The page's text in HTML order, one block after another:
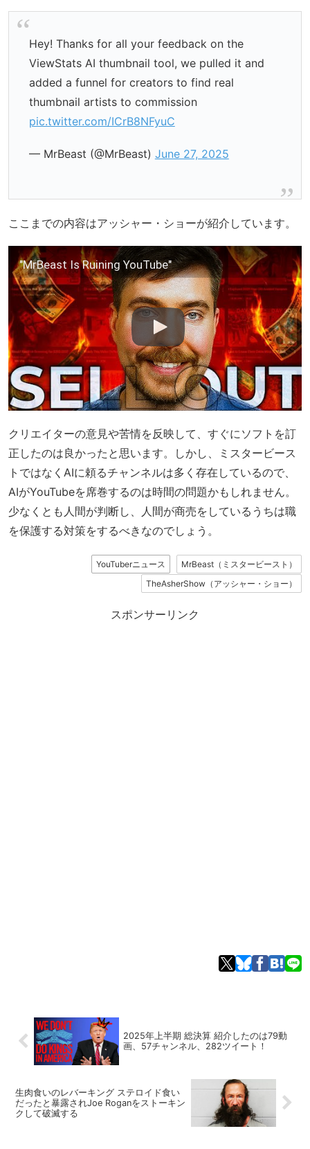
Hey! Thanks for all your feedback on the
ViewStats AI thumbnail tool, we pulled it and
added a funnel for creators to find real
thumbnail artists to commission
pic.twitter.com/ICrB8NFyuC
— MrBeast (@MrBeast) June 27, 2025
ここまでの内容はアッシャー・ショーが紹介しています。
"MrBeast Is Ruining YouTube"
クリエイターの意見や苦情を反映して、すぐにソフトを訂
正したのは良かったと思います。しかし、ミスタービース
トではなくAIに頼るチャンネルは多く存在しているので、
AIがYouTubeを席巻するのは時間の問題かもしれません。
少なくとも人間が判断し、人間が商売をしているうちは職
を保護する対策をするべきなのでしょう。
YouTuberニュース
MrBeast（ミスタービースト）
TheAsherShow（アッシャー・ショー）
スポンサーリンク
2025年上半期 総決算 紹介したのは79動
画、57チャンネル、282ツイート！
生肉食いのレバーキング ステロイド食い
だったと暴露されJoe Roganをストーキン
クして破滅する